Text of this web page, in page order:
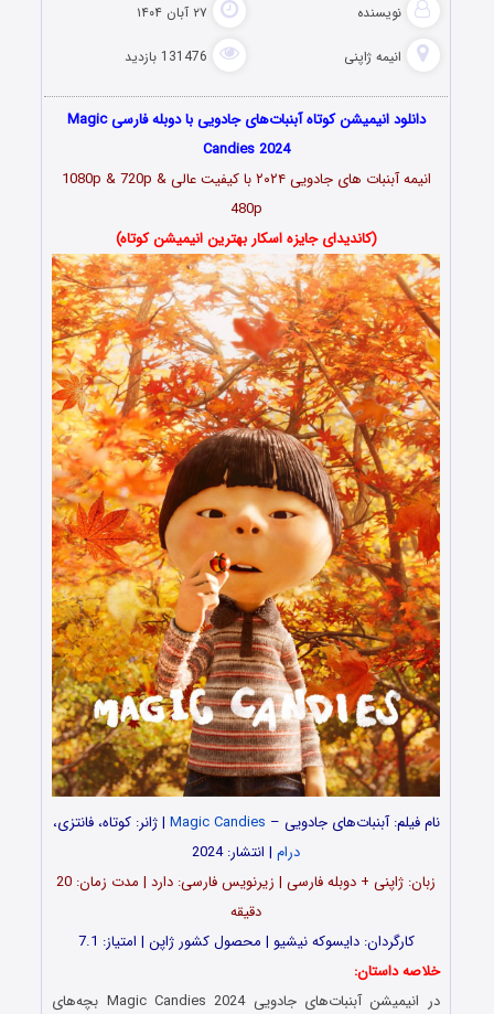
نویسنده ۲۷ آبان ۱۴۰۴
انیمه ژاپنی 131476 بازدید
دانلود انیمیشن کوتاه آبنبات‌های جادویی با دوبله فارسی Magic
Candies 2024
انیمه آبنبات های جادویی ۲۰۲۴
با کیفیت عالی 1080p & 720p &
480p
(کاندیدای جایزه اسکار بهترین انیمیشن کوتاه)
نام فیلم: آبنبات‌های جادویی –
Magic Candies | ژانر: کوتاه، فانتزی،
درام | انتشار: 2024
زبان: ژاپنی + دوبله فارسی | زیرنویس فارسی: دارد | مدت‌ زمان: 20
دقیقه
کارگردان: دایسوکه نیشیو | محصول کشور ژاپن | امتیاز: 7.1
خلاصه داستان:
در انیمیشن آبنبات‌های جادویی Magic Candies 2024 بچه‌های